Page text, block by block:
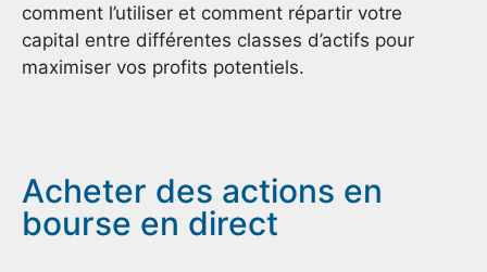
comment l’utiliser et comment répartir votre
capital entre différentes classes d’actifs pour
maximiser vos profits potentiels.
Acheter des actions en
bourse en direct